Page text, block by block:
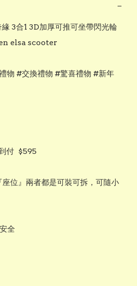
−
3合1 3D加厚可推可坐帶閃光輪
elsa scooter
物 #交換禮物 #驚喜禮物 #新年
付  $595
位』兩者都是可裝可拆，可隨小
全